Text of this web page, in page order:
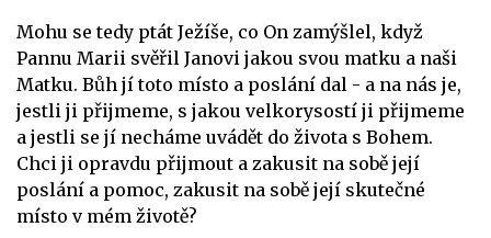
Mohu se tedy ptát Ježíše, co On zamýšlel, když
Pannu Marii svěřil Janovi jakou svou matku a naši
Matku. Bůh jí toto místo a poslání dal - a na nás je,
jestli ji přijmeme, s jakou velkorysostí ji přijmeme
a jestli se jí necháme uvádět do života s Bohem.
Chci ji opravdu přijmout a zakusit na sobě její
poslání a pomoc, zakusit na sobě její skutečné
místo v mém životě?